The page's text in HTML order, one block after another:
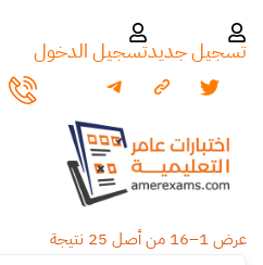
تسجيل جديدتسجيل الدخول
عرض 1–16 من أصل 25 نتيجة